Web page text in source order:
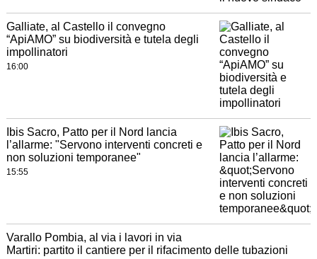
Galliate, al Castello il convegno
“ApiAMO” su biodiversità e tutela degli
impollinatori
16:00
Ibis Sacro, Patto per il Nord lancia
l’allarme: "Servono interventi concreti e
non soluzioni temporanee"
15:55
Varallo Pombia, al via i lavori in via
Martiri: partito il cantiere per il rifacimento delle tubazioni